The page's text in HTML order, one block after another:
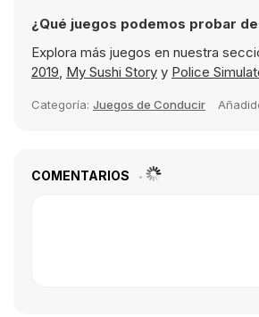
¿Qué juegos podemos probar
Explora más juegos en nuestra
2019, My Sushi Story y Police
Categoría: Juegos de Conducir
COMENTARIOS